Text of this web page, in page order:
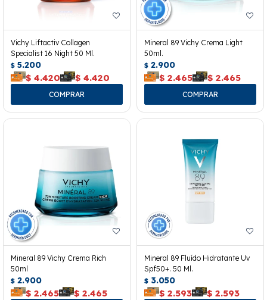
Vichy Liftactiv Collagen
Specialist 16 Night 50 Ml.
$ 5.200
$ 4.420 $ 4.420
Mineral 89 Vichy Crema Light
50ml.
$ 2.900
$ 2.465 $ 2.465
Mineral 89 Vichy Crema Rich
50ml
$ 2.900
$ 2.465 $ 2.465
Mineral 89 Fluído Hidratante Uv
Spf50+. 50 Ml.
$ 3.050
$ 2.593 $ 2.593